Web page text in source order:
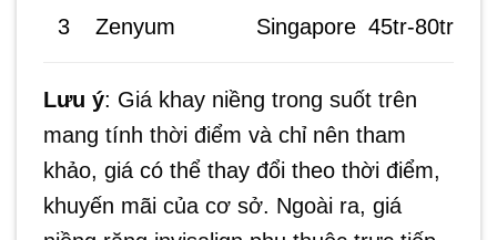
3 Zenyum Singapore 45tr-80tr
4 Clear Aligner Đức 55tr-70tr
Lưu ý: Giá khay niềng trong suốt trên
mang tính thời điểm và chỉ nên tham
khảo, giá có thể thay đổi theo thời điểm,
khuyến mãi của cơ sở. Ngoài ra, giá